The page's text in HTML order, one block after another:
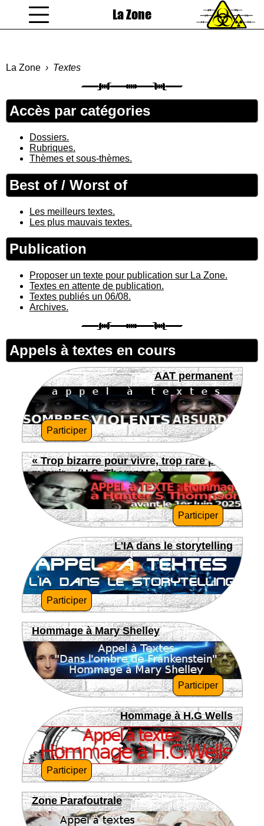
La Zone
La Zone Textes
Accès par catégories
Dossiers.
Rubriques.
Thèmes et sous-thèmes.
Best of / Worst of
Les meilleurs textes.
Les plus mauvais textes.
Publication
Proposer un texte pour publication sur La Zone.
Textes en attente de publication.
Textes publiés un 06/08.
Archives.
Appels à textes en cours
AAT permanent
Participer
« Trop bizarre pour vivre, trop rare pour
mourir » (H.S. Thompson)
Participer
L'IA dans le storytelling
Participer
Hommage à Mary Shelley
Participer
Hommage à H.G Wells
Participer
Zone Parafoutrale